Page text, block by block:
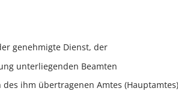
genehmigte Dienst, der
unterliegenden Beamten
ihm übertragenen Amtes (Hauptamtes)